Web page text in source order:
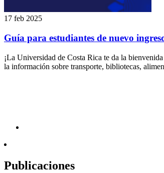
17 feb 2025
Guía para estudiantes de nuevo
¡La Universidad de Costa Rica te da la
la información sobre transporte, bibliotecas,
Publicaciones